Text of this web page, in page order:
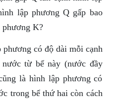
lập phương Q gấp bao
phương K?
có độ dài mỗi cạnh
từ bể này (nước đầy
là hình lập phương có
trong bể thứ hai còn cách